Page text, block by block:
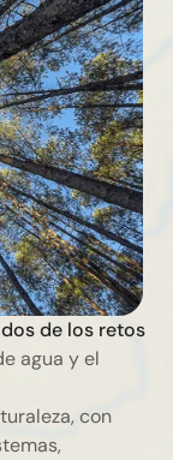
de los retos
agua y el
con